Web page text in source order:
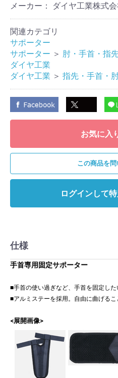
メーカー： ダイヤ工業株式
関連カテゴリ
サポーター
サポーター ＞ 肘・手首・指
ダイヤ工業
ダイヤ工業 ＞ 指先・手首・
お気に入
この商品を
ログインして
仕様
手首専用固定サポーター
■手首の使い過ぎなど、手首を固定した
■アルミステーを採用。自由に曲げるこ
<展開画像>